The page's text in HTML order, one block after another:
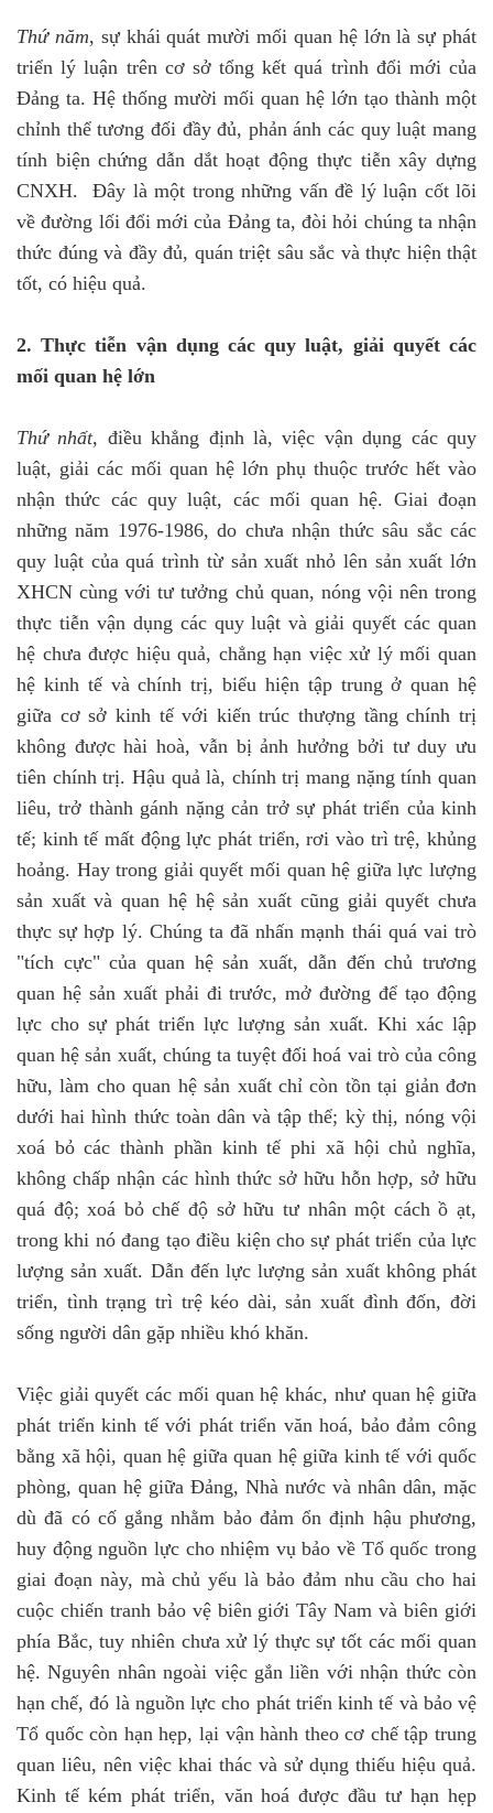
Thứ năm, sự khái quát mười mối quan hệ lớn là sự phát
triển lý luận trên cơ sở tổng kết quá trình đổi mới của
Đảng ta. Hệ thống mười mối quan hệ lớn tạo thành một
chỉnh thể tương đối đầy đủ, phản ánh các quy luật mang
tính biện chứng dẫn dắt hoạt động thực tiễn xây dựng
CNXH. Đây là một trong những vấn đề lý luận cốt lõi
về đường lối đổi mới của Đảng ta, đòi hỏi chúng ta nhận
thức đúng và đầy đủ, quán triệt sâu sắc và thực hiện thật
tốt, có hiệu quả.
2. Thực tiễn vận dụng các quy luật, giải quyết các
mối quan hệ lớn
Thứ nhất, điều khẳng định là, việc vận dụng các quy
luật, giải các mối quan hệ lớn phụ thuộc trước hết vào
nhận thức các quy luật, các mối quan hệ. Giai đoạn
những năm 1976-1986, do chưa nhận thức sâu sắc các
quy luật của quá trình từ sản xuất nhỏ lên sản xuất lớn
XHCN cùng với tư tưởng chủ quan, nóng vội nên trong
thực tiễn vận dụng các quy luật và giải quyết các quan
hệ chưa được hiệu quả, chẳng hạn việc xử lý mối quan
hệ kinh tế và chính trị, biểu hiện tập trung ở quan hệ
giữa cơ sở kinh tế với kiến trúc thượng tầng chính trị
không được hài hoà, vẫn bị ảnh hưởng bởi tư duy ưu
tiên chính trị. Hậu quả là, chính trị mang nặng tính quan
liêu, trở thành gánh nặng cản trở sự phát triển của kinh
tế; kinh tế mất động lực phát triển, rơi vào trì trệ, khủng
hoảng. Hay trong giải quyết mối quan hệ giữa lực lượng
sản xuất và quan hệ hệ sản xuất cũng giải quyết chưa
thực sự hợp lý. Chúng ta đã nhấn mạnh thái quá vai trò
"tích cực" của quan hệ sản xuất, dẫn đến chủ trương
quan hệ sản xuất phải đi trước, mở đường để tạo động
lực cho sự phát triển lực lượng sản xuất. Khi xác lập
quan hệ sản xuất, chúng ta tuyệt đối hoá vai trò của công
hữu, làm cho quan hệ sản xuất chỉ còn tồn tại giản đơn
dưới hai hình thức toàn dân và tập thể; kỳ thị, nóng vội
xoá bỏ các thành phần kinh tế phi xã hội chủ nghĩa,
không chấp nhận các hình thức sở hữu hỗn hợp, sở hữu
quá độ; xoá bỏ chế độ sở hữu tư nhân một cách ồ ạt,
trong khi nó đang tạo điều kiện cho sự phát triển của lực
lượng sản xuất. Dẫn đến lực lượng sản xuất không phát
triển, tình trạng trì trệ kéo dài, sản xuất đình đốn, đời
sống người dân gặp nhiều khó khăn.
Việc giải quyết các mối quan hệ khác, như quan hệ giữa
phát triển kinh tế với phát triển văn hoá, bảo đảm công
bằng xã hội, quan hệ giữa quan hệ giữa kinh tế với quốc
phòng, quan hệ giữa Đảng, Nhà nước và nhân dân, mặc
dù đã có cố gắng nhằm bảo đảm ổn định hậu phương,
huy động nguồn lực cho nhiệm vụ bảo về Tổ quốc trong
giai đoạn này, mà chủ yếu là bảo đảm nhu cầu cho hai
cuộc chiến tranh bảo vệ biên giới Tây Nam và biên giới
phía Bắc, tuy nhiên chưa xử lý thực sự tốt các mối quan
hệ. Nguyên nhân ngoài việc gắn liền với nhận thức còn
hạn chế, đó là nguồn lực cho phát triển kinh tế và bảo vệ
Tổ quốc còn hạn hẹp, lại vận hành theo cơ chế tập trung
quan liêu, nên việc khai thác và sử dụng thiếu hiệu quả.
Kinh tế kém phát triển, văn hoá được đầu tư hạn hẹp